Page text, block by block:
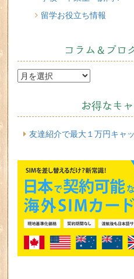
留学お役立ち情報
コラム＆ブロ
お得なキ
友達紹介で最大１万円キャ